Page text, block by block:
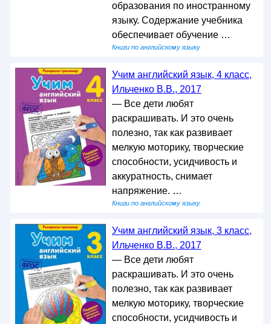
образования по иностранному
языку. Содержание учебника
обеспечивает обучение …
Книги по английскому языку
Учим английский язык, 4 класс,
Ильченко В.В., 2017
— Все дети любят
раскрашивать. И это очень
полезно, так как развивает
мелкую моторику, творческие
способности, усидчивость и
аккуратность, снимает
напряжение. …
Книги по английскому языку
Учим английский язык, 3 класс,
Ильченко В.В., 2017
— Все дети любят
раскрашивать. И это очень
полезно, так как развивает
мелкую моторику, творческие
способности, усидчивость и